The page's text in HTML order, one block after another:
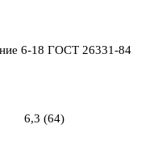
6-18 ГОСТ 26331-84
6,3 (64)